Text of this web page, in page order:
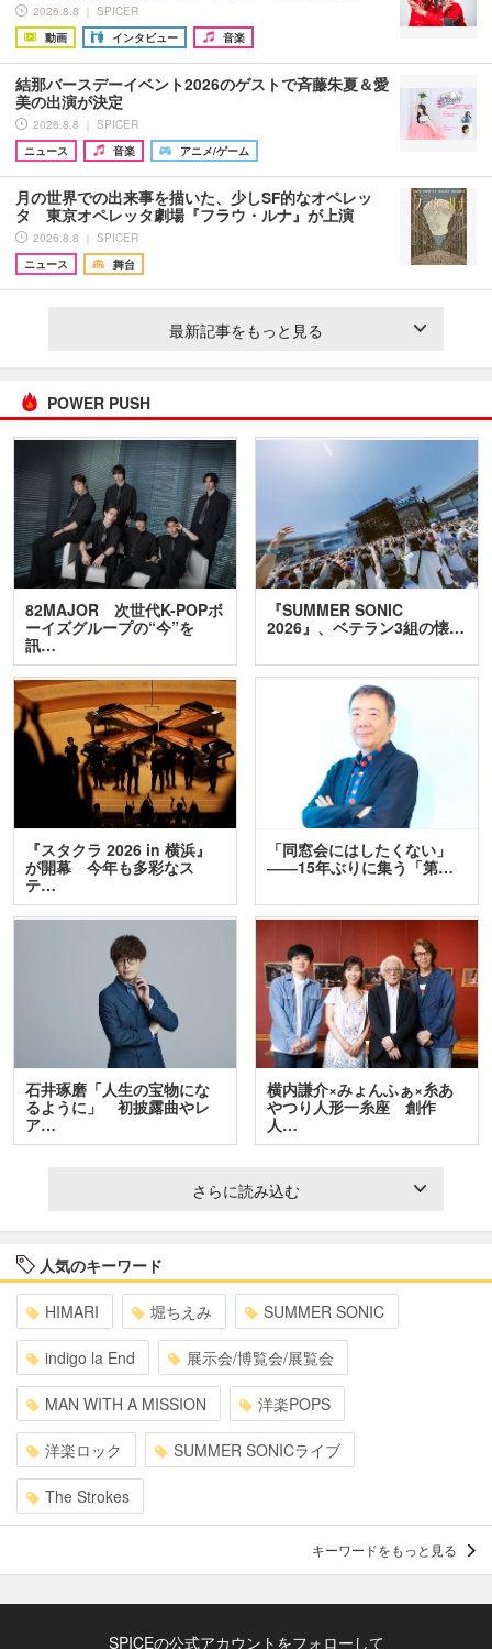
2026.8.8 ｜ SPICER
動画
インタビュー 音楽
結那バースデーイベント2026のゲストで斉藤朱夏＆愛
美の出演が決定
2026.8.8 ｜ SPICER
ニュース
音楽 アニメ/ゲーム
月の世界での出来事を描いた、少しSF的なオペレッ
タ 東京オペレッタ劇場『フラウ・ルナ』が上演
2026.8.8 ｜ SPICER
ニュース
舞台
最新記事をもっと見る
POWER PUSH
82MAJOR 次世代K-POPボ
ーイズグループの“今”を
訊…
『SUMMER SONIC
2026』、ベテラン3組の懐…
『スタクラ 2026 in 横浜』
が開幕 今年も多彩なス
テ…
「同窓会にはしたくない」
――15年ぶりに集う「第…
石井琢磨「人生の宝物にな
るように」 初披露曲やレ
ア…
横内謙介×みょんふぁ×糸あ
やつり人形一糸座 創作
人…
さらに読み込む
人気のキーワード
HIMARI 堀ちえみ SUMMER SONIC
indigo la End 展示会/博覧会/展覧会
MAN WITH A MISSION 洋楽POPS
洋楽ロック SUMMER SONICライブ
The Strokes
キーワードをもっと見る
SPICEの公式アカウントをフォローして